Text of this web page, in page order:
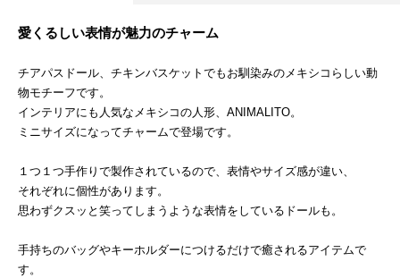
愛くるしい表情が魅力のチャーム
チアパスドール、チキンバスケットでもお馴染みのメキシコらしい動
物モチーフです。
インテリアにも人気なメキシコの人形、ANIMALITO。
ミニサイズになってチャームで登場です。
１つ１つ手作りで製作されているので、表情やサイズ感が違い、
それぞれに個性があります。
思わずクスッと笑ってしまうような表情をしているドールも。
手持ちのバッグやキーホルダーにつけるだけで癒されるアイテムで
す。